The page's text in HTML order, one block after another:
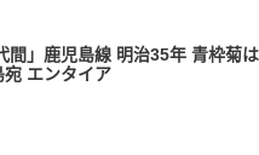
間」鹿児島線 明治35年 青枠菊は
宛 エンタイア